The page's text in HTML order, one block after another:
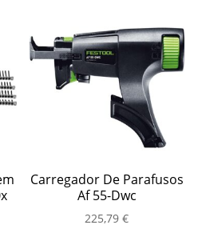
Carregador De Parafusos
Af 55-Dwc
225,79€